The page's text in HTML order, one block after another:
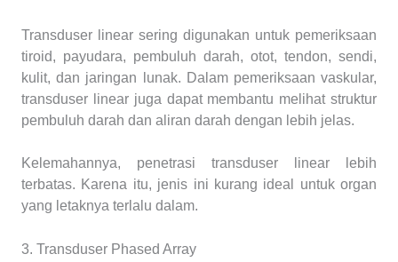
Transduser linear sering digunakan untuk pemeriksaan
tiroid, payudara, pembuluh darah, otot, tendon, sendi,
kulit, dan jaringan lunak. Dalam pemeriksaan vaskular,
transduser linear juga dapat membantu melihat struktur
pembuluh darah dan aliran darah dengan lebih jelas.
Kelemahannya, penetrasi transduser linear lebih
terbatas. Karena itu, jenis ini kurang ideal untuk organ
yang letaknya terlalu dalam.
3. Transduser Phased Array